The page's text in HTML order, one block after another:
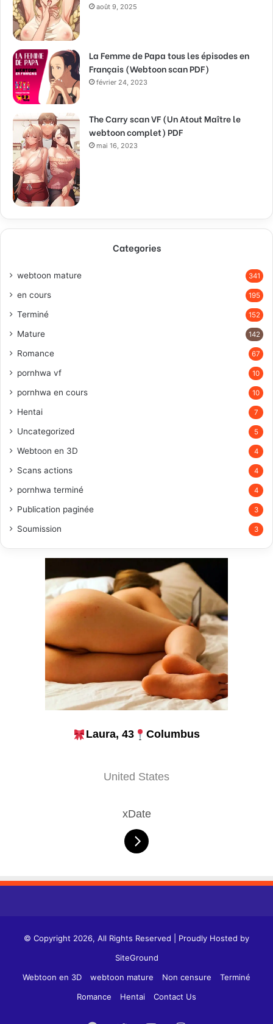
août 9, 2025
La Femme de Papa tous les épisodes en
Français (Webtoon scan PDF)
février 24, 2023
The Carry scan VF (Un Atout Maître le
webtoon complet) PDF
mai 16, 2023
Categories
webtoon mature 341
en cours 195
Terminé 152
Mature 142
Romance 67
pornhwa vf 10
pornhwa en cours 10
Hentai 7
Uncategorized 5
Webtoon en 3D 4
Scans actions 4
pornhwa terminé 4
Publication paginée 3
Soumission 3
Laura, 43 Columbus
United States
xDate
© Copyright 2026, All Rights Reserved | Proudly Hosted by
SiteGround
Webtoon en 3D
webtoon mature Non censure
Terminé
Romance
Hentai Contact Us